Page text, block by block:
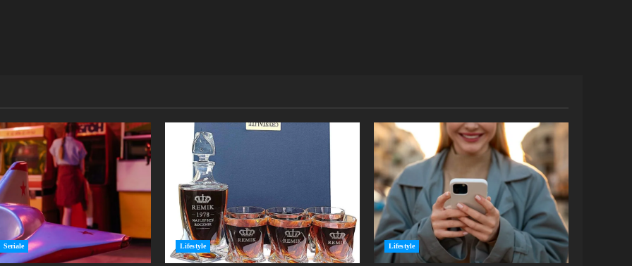
Seriale Lifestyle Lifestyle